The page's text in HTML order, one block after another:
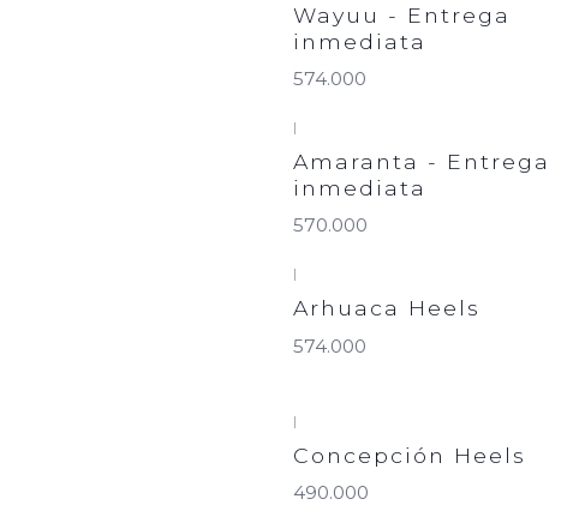
Wayuu - Entrega
inmediata
574.000
|
Amaranta - Entrega
inmediata
570.000
|
Arhuaca Heels
574.000
|
Concepción Heels
490.000